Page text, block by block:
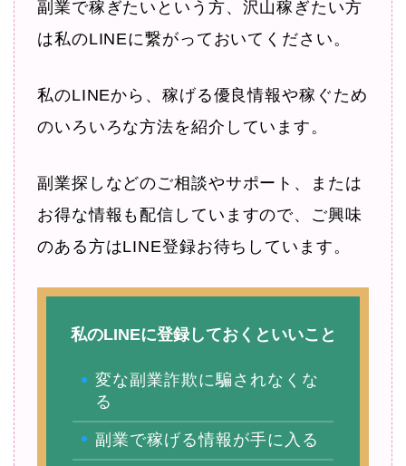
副業で稼ぎたいという方、沢山稼ぎたい方
は私のLINEに繋がっておいてください。
私のLINEから、稼げる優良情報や稼ぐため
のいろいろな方法を紹介しています。
副業探しなどのご相談やサポート、または
お得な情報も配信していますので、ご興味
のある方はLINE登録お待ちしています。
私のLINEに登録しておくといいこと
変な副業詐欺に騙されなくな
る
副業で稼げる情報が手に入る